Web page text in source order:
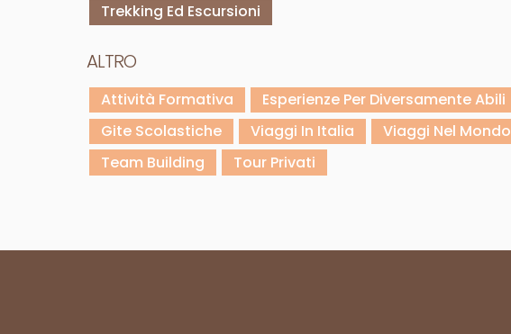
Trekking Ed Escursioni
ALTRO
Attività Formativa
Esperienze Per Diversamente Abili
Gite Scolastiche
Viaggi In Italia
Viaggi Nel Mondo
Team Building
Tour Privati